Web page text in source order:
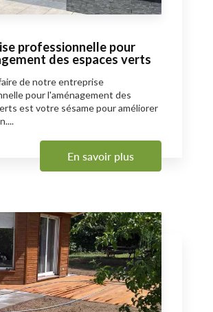
professionnelle pour
des espaces verts
de notre entreprise
pour l'aménagement des
est votre sésame pour améliorer
En savoir plus